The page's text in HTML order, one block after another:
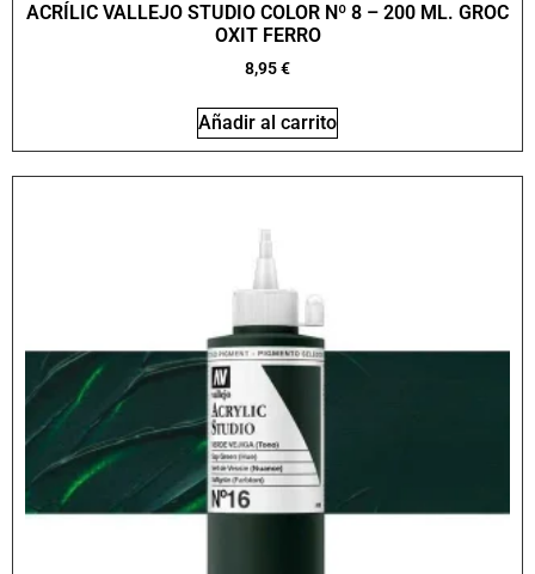
ACRÍLIC VALLEJO STUDIO COLOR Nº 8 – 200 ML. GROC
OXIT FERRO
8,95€
Añadir al carrito